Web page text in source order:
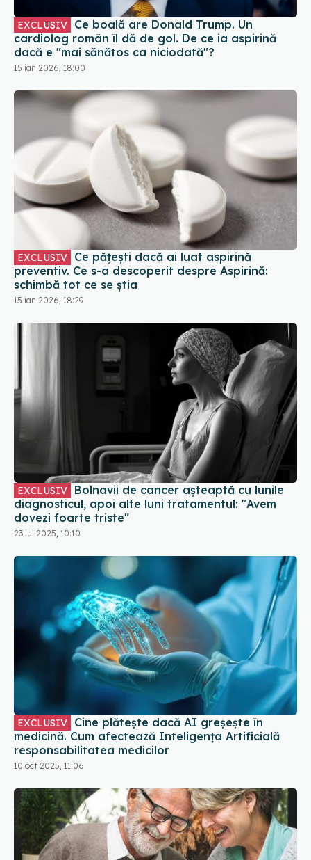
EXCLUSIV
cardiolog român îl dă de gol. De ce ia aspirină
dacă e "mai sănătos ca niciodată"?
15 ian 2026, 18:00
EXCLUSIV
preventiv. Ce s-a descoperit despre Aspirină:
schimbă tot ce se știa
15 ian 2026, 18:29
EXCLUSIV
diagnosticul, apoi alte luni tratamentul: "Avem
dovezi foarte triste"
23 iul 2025, 10:10
EXCLUSIV
medicină. Cum afectează Inteligența Artificială
responsabilitatea medicilor
10 oct 2025, 11:06